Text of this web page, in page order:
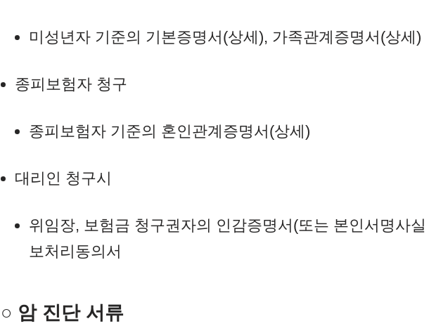
미성년자 기준의 기본증명서(상세), 가족관계증명서(상세)
종피보험자 청구
종피보험자 기준의 혼인관계증명서(상세)
대리인 청구시
위임장, 보험금 청구권자의 인감증명서(또는 본인서명사
보처리동의서
○ 암 진단 서류